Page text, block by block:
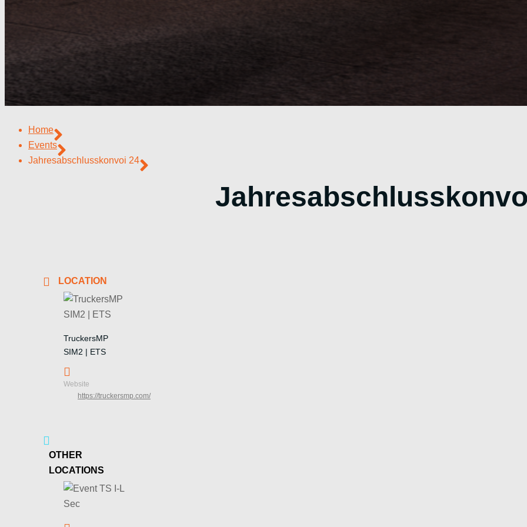
Home
Events
Jahresabschlusskonvoi 24
LOCATION
TruckersMP
SIM2 | ETS
Website
https://truckersmp.com/
OTHER
LOCATIONS